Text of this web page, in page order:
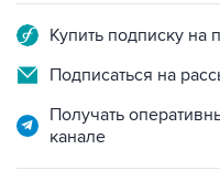
Купить подписку на
Подписаться на
Получать
канале